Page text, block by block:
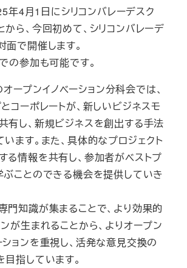
年4月1日にシリコンバレーデスク
から、今回初めて、シリコンバレーデ
面で開催します。
の参加も可能です。
ープンイノベーション分科会では、
コーポレートが、新しいビジネスモ
有し、新規ビジネスを創出する手法
ます。また、具体的なプロジェクト
る情報を共有し、参加者がベストプ
ぶことのできる機会を提供していき
門知識が集まることで、より効果的
が生まれることから、よりオープン
ションを重視し、活発な意見交換の
指しています。